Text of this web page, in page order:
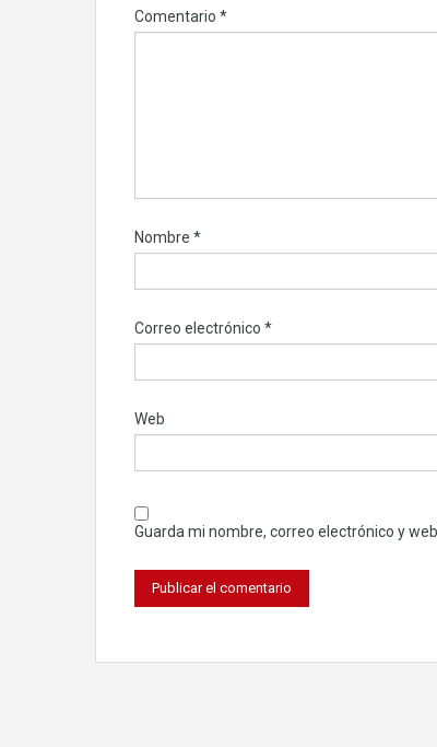
Comentario *
Nombre *
Correo electrónico *
Web
Guarda mi nombre, correo electrónico y